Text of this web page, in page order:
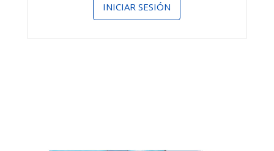
INICIAR SESIÓN